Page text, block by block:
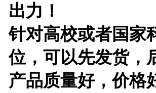
出力！
针对高校或者国家
位，可以先发货，
产品质量好，价格